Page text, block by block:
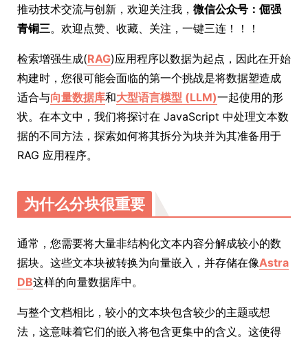
推动技术交流与创新，欢迎关注我， 微信公众号：倔强
青铜三。欢迎点赞、收藏、关注，一键三连！！！
检索增强生成(RAG)应用程序以数据为起点，因此在开始
构建时，您很可能会面临的第一个挑战是将数据塑造成
适合与向量数据库和大型语言模型 (LLM)一起使用的形
状。在本文中，我们将探讨在 JavaScript 中处理文本数
据的不同方法，探索如何将其拆分为块并为其准备用于
RAG 应用程序。
为什么分块很重要
通常，您需要将大量非结构化文本内容分解成较小的数
据块。这些文本块被转换为向量嵌入，并存储在像Astra
DB这样的向量数据库中。
与整个文档相比，较小的文本块包含较少的主题或想
法，这意味着它们的嵌入将包含更集中的含义。这使得